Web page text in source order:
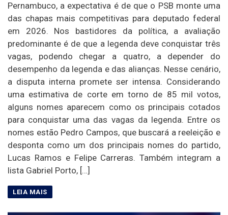
Pernambuco, a expectativa é de que o PSB monte uma
das chapas mais competitivas para deputado federal
em 2026. Nos bastidores da política, a avaliação
predominante é de que a legenda deve conquistar três
vagas, podendo chegar a quatro, a depender do
desempenho da legenda e das alianças. Nesse cenário,
a disputa interna promete ser intensa. Considerando
uma estimativa de corte em torno de 85 mil votos,
alguns nomes aparecem como os principais cotados
para conquistar uma das vagas da legenda. Entre os
nomes estão Pedro Campos, que buscará a reeleição e
desponta como um dos principais nomes do partido,
Lucas Ramos e Felipe Carreras. Também integram a
lista Gabriel Porto, […]